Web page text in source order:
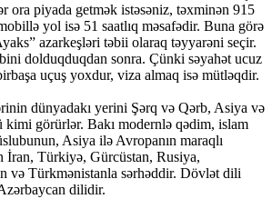
ora piyada getmək istəsəniz, təxminən 915
yol isə 51 saatlıq məsafədir. Buna görə
azarkeşləri təbii olaraq təyyarəni seçir.
dolduqduqdan sonra. Çünki səyahət ucuz
uçuş yoxdur, viza almaq isə mütləqdir.
dünyadakı yerini Şərq və Qərb, Asiya və
kimi görürlər. Bakı modernlə qədim, islam
Asiya ilə Avropanın maraqlı
İran, Türkiyə, Gürcüstan, Rusiya,
və Türkmənistanla sərhəddir. Dövlət dili
dilidir.